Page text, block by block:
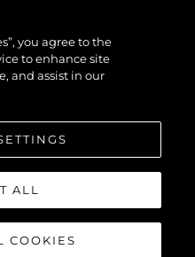
vorbehalten.
you agree to the
to enhance site
and assist in our
ALL
COOKIES